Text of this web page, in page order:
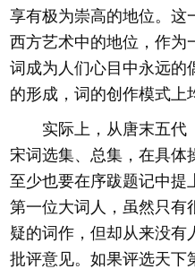
享有极为崇高的地位。这
西方艺术中的地位，作为
词成为人们心目中永远的
的形成，词的创作模式上
实际上，从唐末五代
宋词选集、总集，在具体
至少也要在序跋题记中提
第一位大词人，虽然只有
疑的词作，但却从来没有
批评意见。如果评选天下